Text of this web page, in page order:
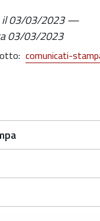
03/03/2023—
03/03/2023
comunicati-